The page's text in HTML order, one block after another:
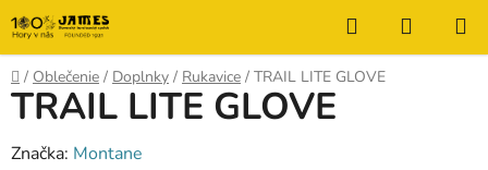
Prejsť
na
obsah
Hľadať
KOŠÍK
Domov
/ Oblečenie / Doplnky / Rukavice / TRAIL LITE GLOVE
TRAIL LITE GLOVE
Značka: Montane